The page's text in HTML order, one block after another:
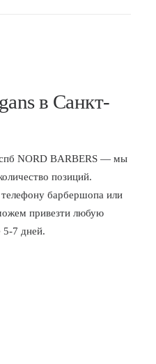
в Санкт-
NORD BARBERS — мы
позиций.
барбершопа или
привезти любую
5-7 дней.